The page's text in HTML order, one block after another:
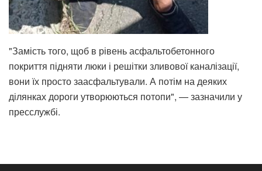
"Замість того, щоб в рівень асфальтобетонного
покриття підняти люки і решітки зливової каналізації,
вони їх просто заасфальтували. А потім на деяких
ділянках дороги утворюються потопи", — зазначили у
пресслужбі.